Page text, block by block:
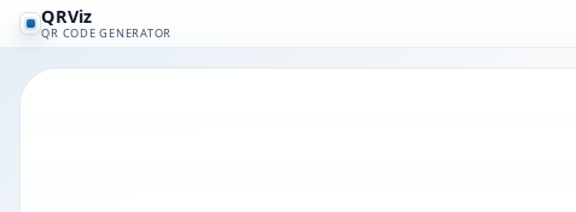
QRViz
QR CODE GENERATOR